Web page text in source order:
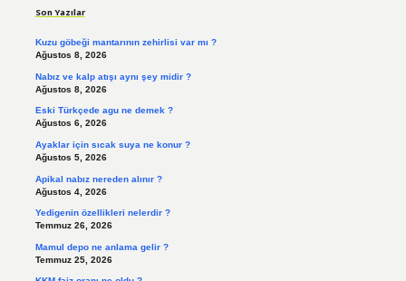
Son Yazılar
Kuzu göbeği mantarının zehirlisi var mı ?
Ağustos 8, 2026
Nabız ve kalp atışı aynı şey midir ?
Ağustos 8, 2026
Eski Türkçede agu ne demek ?
Ağustos 6, 2026
Ayaklar için sıcak suya ne konur ?
Ağustos 5, 2026
Apikal nabız nereden alınır ?
Ağustos 4, 2026
Yedigenin özellikleri nelerdir ?
Temmuz 26, 2026
Mamul depo ne anlama gelir ?
Temmuz 25, 2026